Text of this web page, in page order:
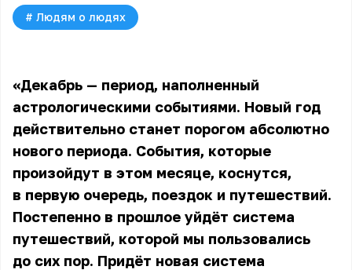
# Людям о людях
«Декабрь — период, наполненный
астрологическими событиями. Новый год
действительно станет порогом абсолютно
нового периода. События, которые
произойдут в этом месяце, коснутся,
в первую очередь, поездок и путешествий.
Постепенно в прошлое уйдёт система
путешествий, которой мы пользовались
до сих пор. Придёт новая система